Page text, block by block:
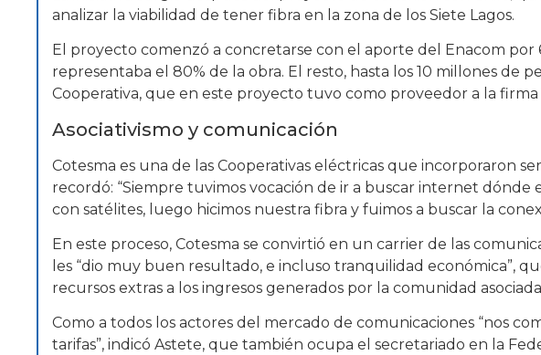
analizar la viabilidad de tener fibra en la zona de los Siete Lagos.
El proyecto comenzó a concretarse con el aporte del Enacom por
representaba el 80% de la obra. El resto, hasta los 10 millones de
Cooperativa, que en este proyecto tuvo como proveedor a la firma
Asociativismo y comunicación
Cotesma es una de las Cooperativas eléctricas que incorporaron
recordó: “Siempre tuvimos vocación de ir a buscar internet dónde
con satélites, luego hicimos nuestra fibra y fuimos a buscar la
En este proceso, Cotesma se convirtió en un carrier de las
les “dio muy buen resultado, e incluso tranquilidad económica”,
recursos extras a los ingresos generados por la comunidad
Como a todos los actores del mercado de comunicaciones “nos
tarifas”, indicó Astete, que también ocupa el secretariado en la